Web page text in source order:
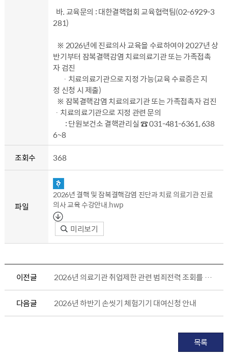
바. 교육문의 : 대한결핵협회 교육협력팀(02-6929-3
281)
※ 2026년에 진료의사 교육을 수료하여야 2027년 상
반기부터 잠복결핵감염 치료의료기관 또는 가족접촉
자 검진
ㆍ치료의료기관으로 지정 가능(교육 수료증은 지
정 신청 시 제출)
※ 잠복결핵감염 치료의료기관 또는 가족접촉자 검진
ㆍ치료의료기관으로 지정 관련 문의
: 단원보건소 결핵관리실 ☎ 031-481-6361, 638
6~8
조회수
368
파일
2026년 결핵 및 잠복결핵감염 진단과 치료 의료기관 진료
의사 교육 수강안내.hwp
미리보기
이전글 2026년 의료기관 취업제한 관련 범죄전력 조회를 위한 종사자 현황 제출 안내
다음글 2026년 하반기 손씻기 체험기기 대여신청 안내
목록